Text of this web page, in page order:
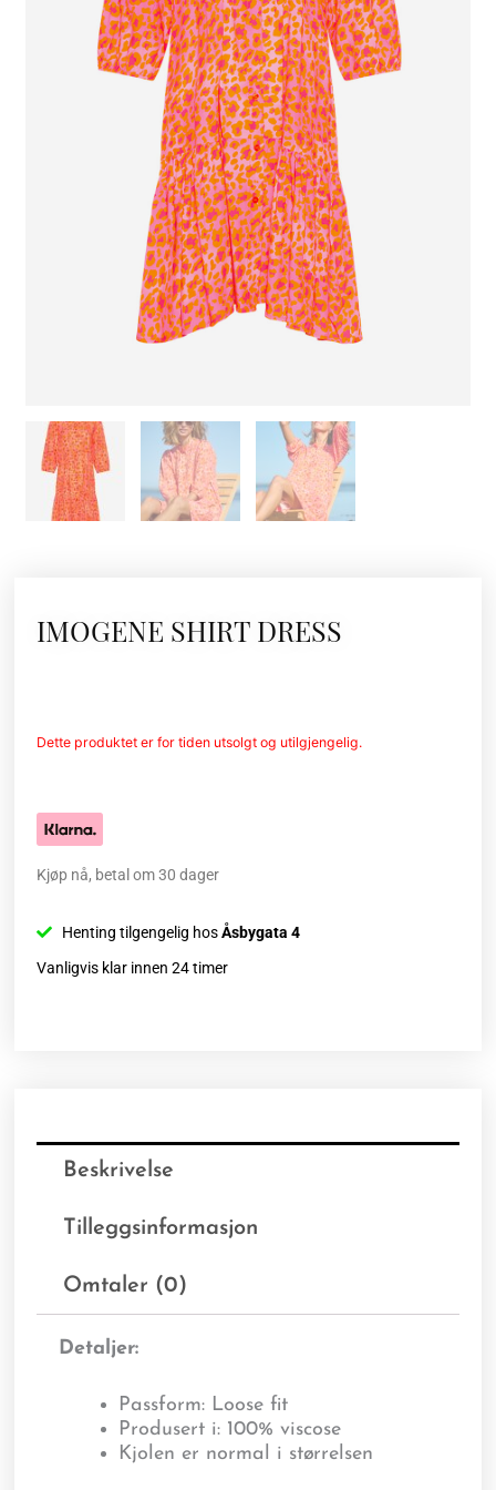
IMOGENE SHIRT DRESS
Dette produktet er for tiden utsolgt og utilgjengelig.
Kjøp nå, betal om 30 dager
Henting tilgengelig hosÅsbygata 4
Vanligvis klar innen 24 timer
Beskrivelse
Tilleggsinformasjon
Omtaler (0)
Detaljer:
Passform: Loose fit
Produsert i: 100% viscose
Kjolen er normal i størrelsen